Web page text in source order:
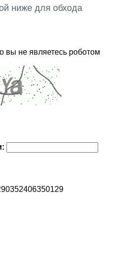
ниже для обхода
вы не являетесь роботом